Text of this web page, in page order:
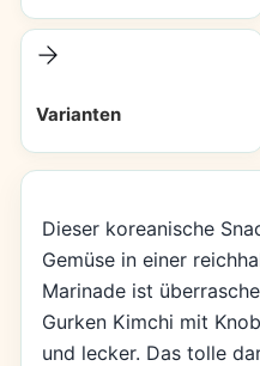
Varianten
Dieser koreanische
Gemüse in einer
Marinade ist
Gurken Kimchi mit
und lecker. Das tolle